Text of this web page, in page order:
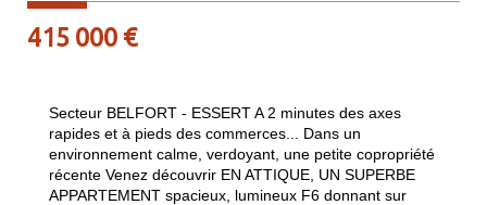
415 000 €
Secteur BELFORT - ESSERT A 2 minutes des axes
rapides et à pieds des commerces... Dans un
environnement calme, verdoyant, une petite copropriété
récente Venez découvrir EN ATTIQUE, UN SUPERBE
APPARTEMENT spacieux, lumineux F6 donnant sur